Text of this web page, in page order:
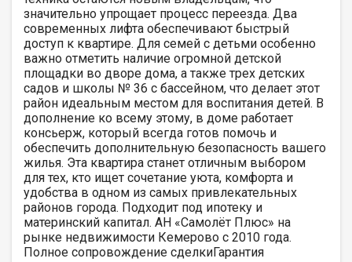
значительно упрощает процесс переезда. Два
современных лифта обеспечивают быстрый
доступ к квартире. Для семей с детьми особенно
важно отметить наличие огромной детской
площадки во дворе дома, а также трех детских
садов и школы № 36 с бассейном, что делает этот
район идеальным местом для воспитания детей. В
дополнение ко всему этому, в доме работает
консьерж, который всегда готов помочь и
обеспечить дополнительную безопасность вашего
жилья. Эта квартира станет отличным выбором
для тех, кто ищет сочетание уюта, комфорта и
удобства в одном из самых привлекательных
районов города. Подходит под ипотеку и
материнский капитал. АН «Самолёт Плюс» на
рынке недвижимости Кемерово с 2010 года.
Полное сопровождение сделкиГарантия